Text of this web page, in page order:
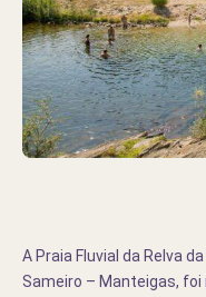
A Praia Fluvial da Relva
Sameiro – Manteigas,